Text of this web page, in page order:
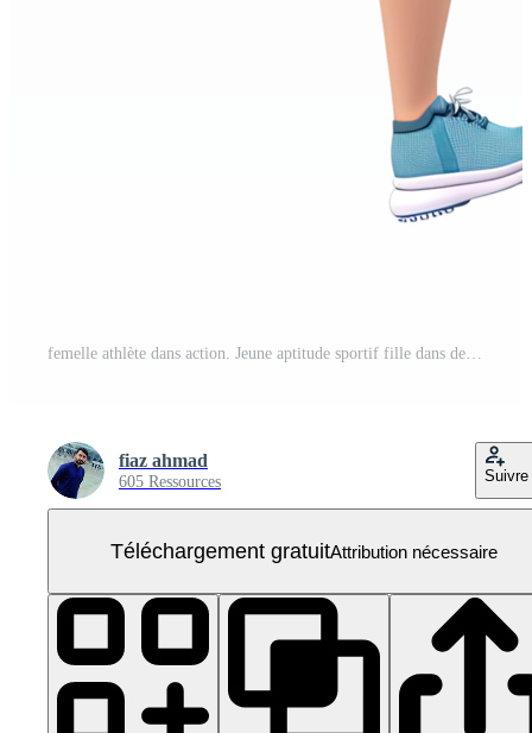
femelle athlète dans action. Jeune aptitude sportif fille dans des sports uniforme en cours d'exécution. PNG Gratuit
fiaz ahmad
605 Ressources Suivre
Téléchargement gratuitAttribution nécessaire